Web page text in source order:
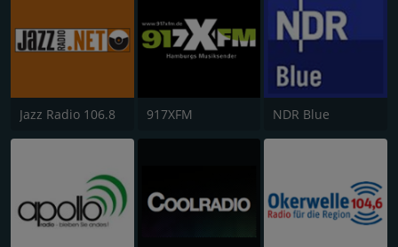
Jazz Radio 106.8 917XFM NDR Blue